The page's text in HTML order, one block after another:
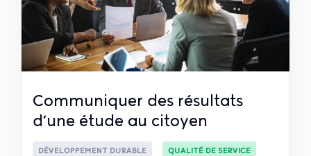
Communiquer des résultats
d’une étude au citoyen
DÉVELOPPEMENT DURABLE QUALITÉ DE SERVICE